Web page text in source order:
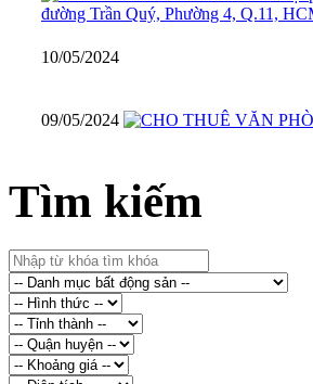
10/05/2024
09/05/2024
Tìm kiếm